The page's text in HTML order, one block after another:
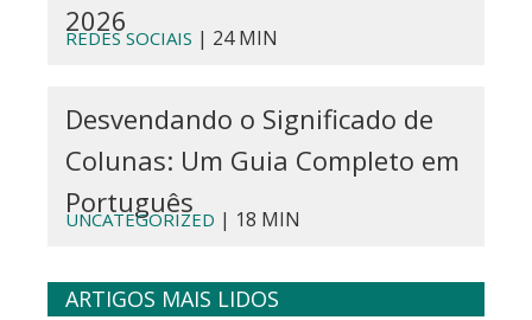
2026
REDES SOCIAIS | 24 MIN
Desvendando o Significado de
Colunas: Um Guia Completo em
Português
UNCATEGORIZED | 18 MIN
ARTIGOS MAIS LIDOS